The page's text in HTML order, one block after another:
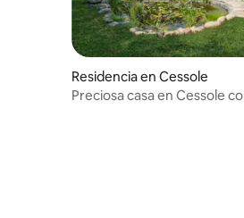
Residencia en Cessole
Preciosa casa en Cessole